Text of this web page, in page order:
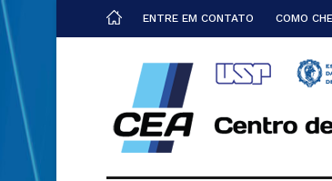
ENTRE EM CONTATO COMO